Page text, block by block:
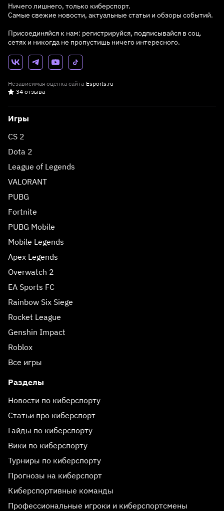
Ничего лишнего, только киберспорт.
Самые свежие новости, актуальные статьи и обзоры событий.
Присоединяйся к нам: регистрируйся, подписывайся в соц.
сетях и никогда не пропустишь ничего интересного.
Независимая оценка сайта Esports.ru
34 отзыва
Игры
CS 2
Dota 2
League of Legends
VALORANT
PUBG
Fortnite
PUBG Mobile
Mobile Legends
Apex Legends
Overwatch 2
EA Sports FC
Rainbow Six Siege
Rocket League
Genshin Impact
Roblox
Все игры
Разделы
Новости по киберспорту
Статьи про киберспорт
Гайды по киберспорту
Вики по киберспорту
Турниры по киберспорту
Прогнозы на киберспорт
Киберспортивные команды
Профессиональные игроки и киберспортсмены